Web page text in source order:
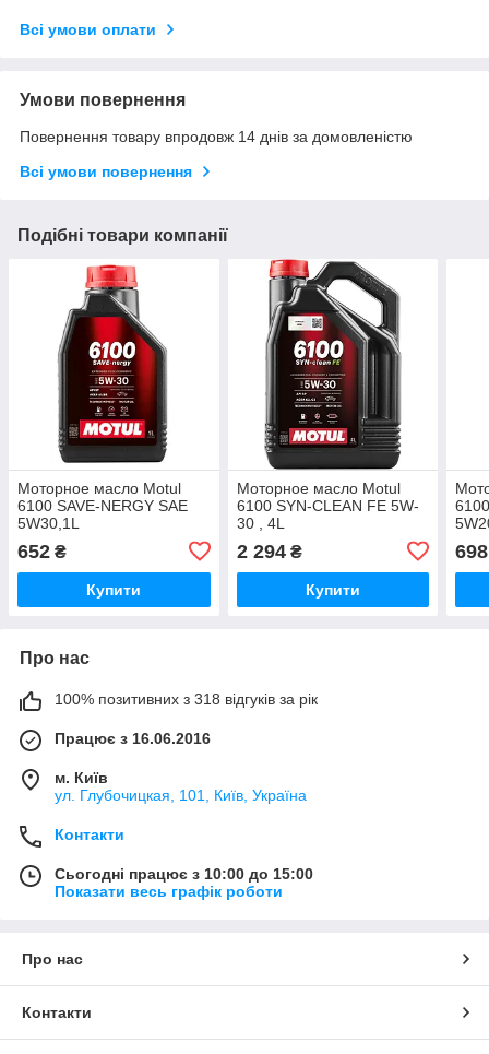
Всі умови оплати
Умови повернення
Повернення товару впродовж 14 днів за домовленістю
Всі умови повернення
Подібні товари компанії
Моторное масло Motul
6100 SAVE-NERGY SAE
5W30,1L
652 ₴
Купити
Моторное масло Motul
6100 SYN-CLEAN FE 5W-
30 , 4L
2 294₴
Купити
698
Про нас
100% позитивних з 318 відгуків за рік
Працює з 16.06.2016
м. Київ
ул. Глубочицкая, 101, Київ, Україна
Контакти
Сьогодні працює з 10:00 до 15:00
Показати весь графік роботи
Про нас
Контакти